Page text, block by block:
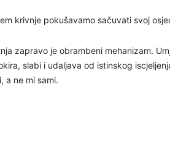
krivnje pokušavamo sačuvati svoj
zapravo je obrambeni mehanizam.
slabi i udaljava od istinskog
a ne mi sami.